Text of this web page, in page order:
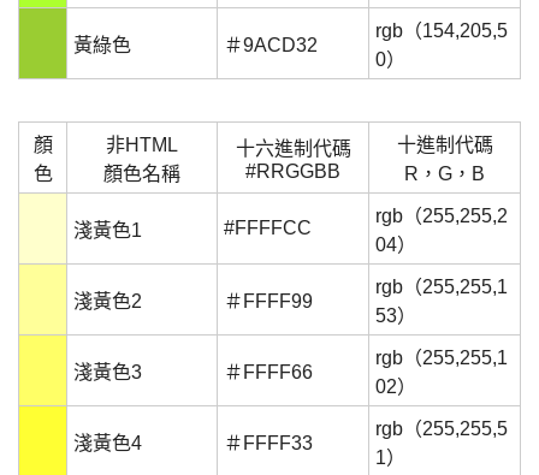
黃綠色 ＃9ACD32
rgb（154,205,5
0）
顏
色
非HTML
顏色名稱
十六進制代碼
#RRGGBB
十進制代碼
R，G，B
淺黃色1 #FFFFCC
rgb（255,255,2
04）
淺黃色2 ＃FFFF99
rgb（255,255,1
53）
淺黃色3 ＃FFFF66
rgb（255,255,1
02）
淺黃色4 ＃FFFF33
rgb（255,255,5
1）